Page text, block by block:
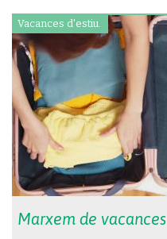
Vacances d'estiu.
Marxem de vacances